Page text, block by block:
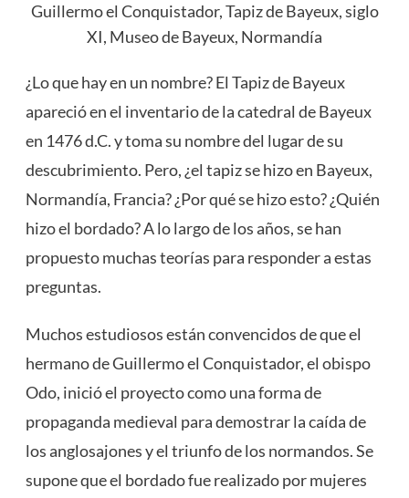
Guillermo el Conquistador, Tapiz de Bayeux, siglo
XI, Museo de Bayeux, Normandía
¿Lo que hay en un nombre? El Tapiz de Bayeux
apareció en el inventario de la catedral de Bayeux
en 1476 d.C. y toma su nombre del lugar de su
descubrimiento. Pero, ¿el tapiz se hizo en Bayeux,
Normandía, Francia? ¿Por qué se hizo esto? ¿Quién
hizo el bordado? A lo largo de los años, se han
propuesto muchas teorías para responder a estas
preguntas.
Muchos estudiosos están convencidos de que el
hermano de Guillermo el Conquistador, el obispo
Odo, inició el proyecto como una forma de
propaganda medieval para demostrar la caída de
los anglosajones y el triunfo de los normandos. Se
supone que el bordado fue realizado por mujeres